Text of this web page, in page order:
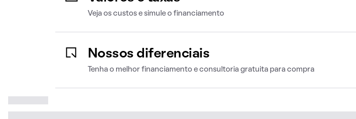
Veja os custos e simule o financiamento
Nossos diferenciais
Tenha o melhor financiamento e consultoria gratuita para compra